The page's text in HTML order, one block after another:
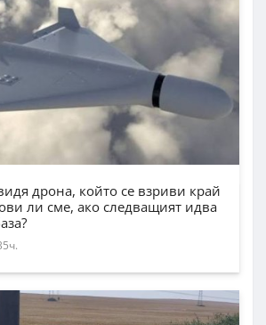
дрона, който се взриви край
ли сме, ако следващият идва